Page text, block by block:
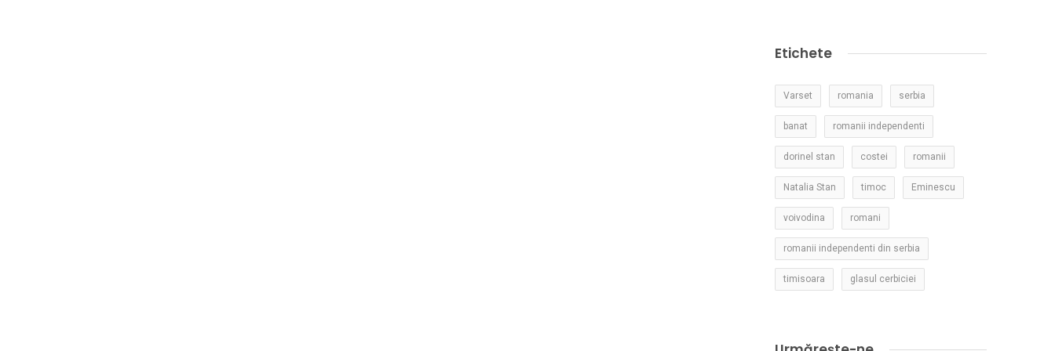
Etichete
Varset romania serbia
banat romanii independenti
dorinel stan costei romanii
Natalia Stan timoc Eminescu
voivodina romani
romanii independenti din serbia
timisoara glasul cerbiciei